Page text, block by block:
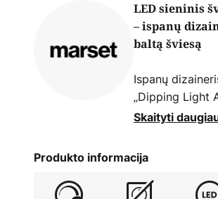
LED sieninis
– ispanų
baltą šviesą
Ispanų
„Dipping Light
kuris,
gyvenimo
skleidžia gražią
Skaityti
Produkto informacija